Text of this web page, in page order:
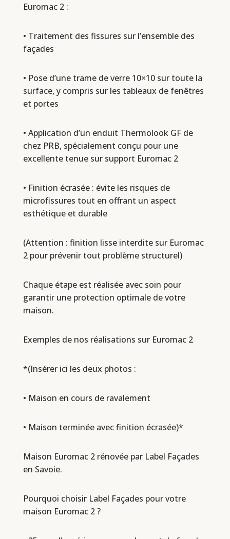
Euromac 2 :
• Traitement des fissures sur l’ensemble des
façades
• Pose d’une trame de verre 10×10 sur toute la
surface, y compris sur les tableaux de fenêtres
et portes
• Application d’un enduit Thermolook GF de
chez PRB, spécialement conçu pour une
excellente tenue sur support Euromac 2
• Finition écrasée : évite les risques de
microfissures tout en offrant un aspect
esthétique et durable
(Attention : finition lisse interdite sur Euromac
2 pour prévenir tout problème structurel)
Chaque étape est réalisée avec soin pour
garantir une protection optimale de votre
maison.
Exemples de nos réalisations sur Euromac 2
*(Insérer ici les deux photos :
• Maison en cours de ravalement
• Maison terminée avec finition écrasée)*
Maison Euromac 2 rénovée par Label Façades
en Savoie.
Pourquoi choisir Label Façades pour votre
maison Euromac 2 ?